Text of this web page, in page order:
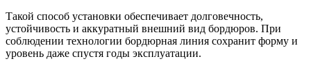
Такой способ установки обеспечивает долговечность,
устойчивость и аккуратный внешний вид бордюров. При
соблюдении технологии бордюрная линия сохранит форму и
уровень даже спустя годы эксплуатации.